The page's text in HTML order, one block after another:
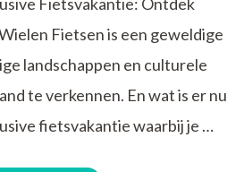
Fietsvakantie: Ontdek
Fietsen is een geweldige
landschappen en culturele
te verkennen. En wat is er nu
fietsvakantie waarbij je …